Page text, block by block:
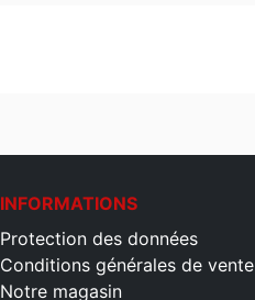
INFORMATIONS
Protection des données
Conditions générales de vente
Notre magasin